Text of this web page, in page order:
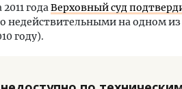
годаВерховный суд
недействительными на одном
году).